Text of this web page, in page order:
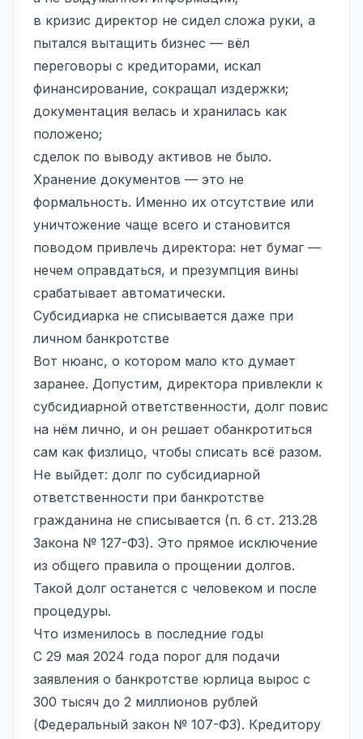
в кризис директор не сидел сложа руки, а
пытался вытащить бизнес — вёл
переговоры с кредиторами, искал
финансирование, сокращал издержки;
документация велась и хранилась как
положено;
сделок по выводу активов не было.
Хранение документов — это не
формальность. Именно их отсутствие или
уничтожение чаще всего и становится
поводом привлечь директора: нет бумаг —
нечем оправдаться, и презумпция вины
срабатывает автоматически.
Субсидиарка не списывается даже при
личном банкротстве
Вот нюанс, о котором мало кто думает
заранее. Допустим, директора привлекли к
субсидиарной ответственности, долг повис
на нём лично, и он решает обанкротиться
сам как физлицо, чтобы списать всё разом.
Не выйдет: долг по субсидиарной
ответственности при банкротстве
гражданина не списывается (п. 6 ст. 213.28
Закона № 127-ФЗ). Это прямое исключение
из общего правила о прощении долгов.
Такой долг останется с человеком и после
процедуры.
Что изменилось в последние годы
С 29 мая 2024 года порог для подачи
заявления о банкротстве юрлица вырос с
300 тысяч до 2 миллионов рублей
(Федеральный закон № 107-ФЗ). Кредитору